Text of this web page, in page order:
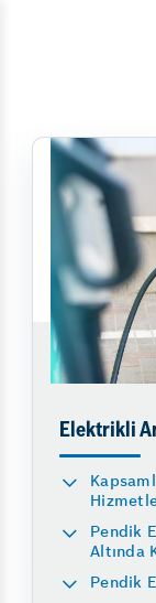
Elektrikli
Pendik
Altında
Pendik